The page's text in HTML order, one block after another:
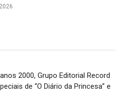
2000, Grupo Editorial Record
de “O Diário da Princesa” e